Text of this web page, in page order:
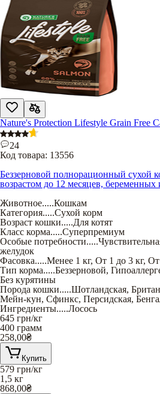
Nature's Protection Lifestyle Grain Free
24
Код товара: 13556
Беззерновой полнорационный сухой
возрастом до 12 месяцев,
Животное.....Кошкам
Категория.....Сухой корм
Возраст кошки.....Для котят
Класс корма.....Суперпремиум
Особые потребности.....
желудок
Фасовка.....Менее 1 кг, От 1 до 3 кг, От
Тип корма.....Беззерновой,
Без курятины
Порода кошки.....Шотландская,
Мейн-кун, Сфинкс, Персидская,
Ингредиенты.....Лосось
645 грн/кг
400 грамм
258,00₴
Купить
579 грн/кг
1,5 кг
868,00₴